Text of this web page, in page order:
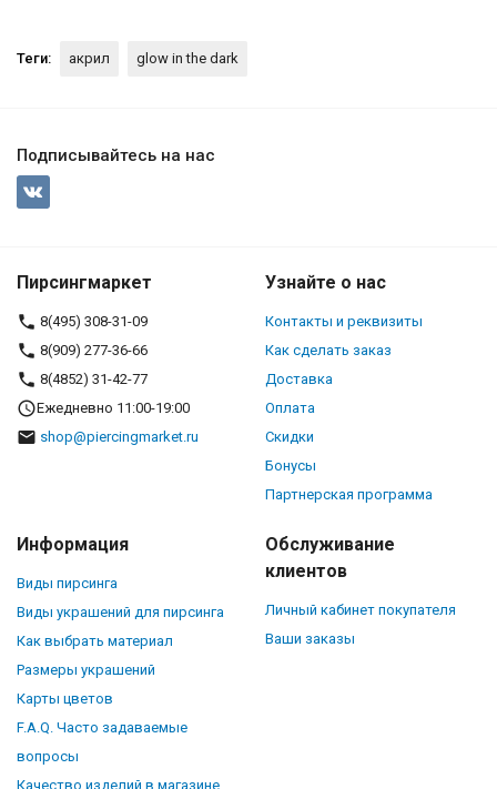
Теги: акрил glow in the dark
Подписывайтесь на нас
Пирсингмаркет
8(495) 308-31-09
8(909) 277-36-66
8(4852) 31-42-77
Ежедневно 11:00-19:00
shop@piercingmarket.ru
Узнайте о нас
Контакты и реквизиты
Как сделать заказ
Доставка
Оплата
Скидки
Бонусы
Партнерская программа
Информация
Виды пирсинга
Виды украшений для пирсинга
Как выбрать материал
Размеры украшений
Карты цветов
F.A.Q. Часто задаваемые
вопросы
Качество изделий в магазине
Обслуживание
клиентов
Личный кабинет покупателя
Ваши заказы